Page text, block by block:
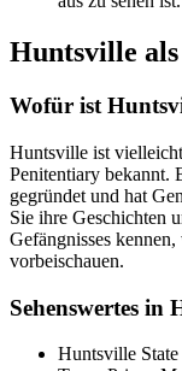
Huntsville
Wofür ist
Huntsville ist vielleicht
Penitentiary bekannt.
gegründet und hat
Sie ihre Geschichten
Gefängnisses
vorbeischauen.
Sehenswertes in
Huntsville State